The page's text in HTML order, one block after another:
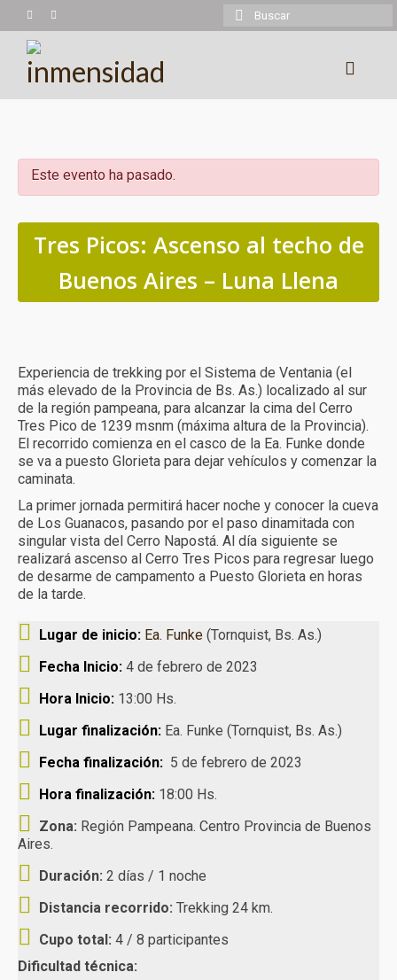
Buscar
por:
Trekking
Montañismo
Cicloturismo
Cabalgatas
Calendario
Turismo receptivo
Turismo educativo
Reservas y condiciones
Contacto
Este evento ha pasado.
Tres Picos: Ascenso al techo de
Buenos Aires – Luna Llena
Experiencia de trekking por el Sistema de Ventania (el
más elevado de la Provincia de Bs. As.) localizado al sur
de la región pampeana, para alcanzar la cima del Cerro
Tres Pico de 1239 msnm (máxima altura de la Provincia).
El recorrido comienza en el casco de la Ea. Funke donde
se va a puesto Glorieta para dejar vehículos y comenzar la
caminata.
La primer jornada permitirá hacer noche y conocer la cueva
de Los Guanacos, pasando por el paso dinamitada con
singular vista del Cerro Napostá. Al día siguiente se
realizará ascenso al Cerro Tres Picos para regresar luego
de desarme de campamento a Puesto Glorieta en horas
de la tarde.
Lugar de inicio: Ea. Funke (Tornquist, Bs. As.)
Fecha Inicio: 4 de febrero de 2023
Hora Inicio: 13:00 Hs.
Lugar finalización: Ea. Funke (Tornquist, Bs. As.)
Fecha finalización: 5 de febrero de 2023
Hora finalización: 18:00 Hs.
Zona: Región Pampeana. Centro Provincia de Buenos
Aires.
Duración: 2 días / 1 noche
Distancia recorrido: Trekking 24 km.
Cupo total: 4 / 8 participantes
Dificultad técnica: